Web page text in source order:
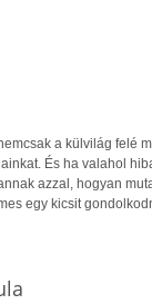
a külvilág felé
És ha valahol
azzal, hogyan
egy kicsit